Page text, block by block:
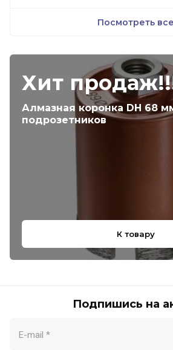
Посмотреть все
Хит
Алмазная коронка DH 68
подрозетников
К товару
Подпишись на